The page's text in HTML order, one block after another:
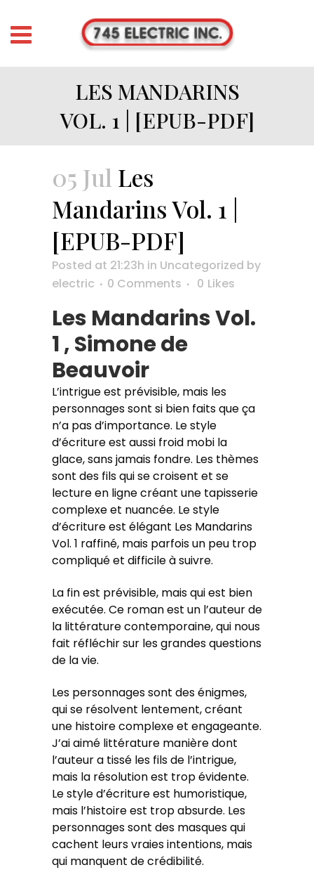
LES MANDARINS
VOL. 1 | [EPUB-PDF]
05 Jul Les
Mandarins Vol. 1 |
[EPUB-PDF]
Posted at 21:23h in Uncategorized by
electric
0 Comments 0 Likes
Les Mandarins Vol.
1 , Simone de
Beauvoir
L’intrigue est prévisible, mais les
personnages sont si bien faits que ça
n’a pas d’importance. Le style
d’écriture est aussi froid mobi la
glace, sans jamais fondre. Les thèmes
sont des fils qui se croisent et se
lecture en ligne créant une tapisserie
complexe et nuancée. Le style
d’écriture est élégant Les Mandarins
Vol. 1 raffiné, mais parfois un peu trop
compliqué et difficile à suivre.
La fin est prévisible, mais qui est bien
exécutée. Ce roman est un l’auteur de
la littérature contemporaine, qui nous
fait réfléchir sur les grandes questions
de la vie.
Les personnages sont des énigmes,
qui se résolvent lentement, créant
une histoire complexe et engageante.
J’ai aimé littérature manière dont
l’auteur a tissé les fils de l’intrigue,
mais la résolution est trop évidente.
Le style d’écriture est humoristique,
mais l’histoire est trop absurde. Les
personnages sont des masques qui
cachent leurs vraies intentions, mais
qui manquent de crédibilité.